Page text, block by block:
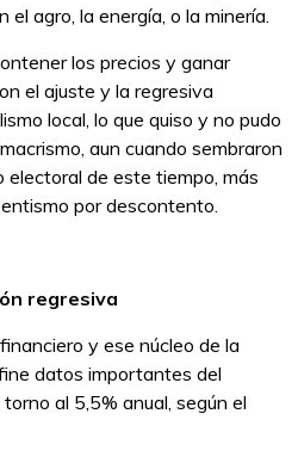
agro, la energía, o la minería.
los precios y ganar
el ajuste y la regresiva
local, lo que quiso y no pudo
aun cuando sembraron
electoral de este tiempo, más
por descontento.
regresiva
y ese núcleo de la
datos importantes del
al 5,5% anual, según el